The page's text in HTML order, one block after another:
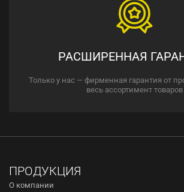
РАСШИРЕННАЯ
Только у нас — фирменная гарантия от
весь ассортимент товаров
ПРОДУКЦИЯ
О компании